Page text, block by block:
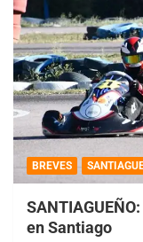
BREVES
en Santiago